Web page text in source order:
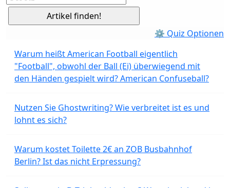
⚙ Quiz Optionen
Warum heißt American Football eigentlich
"Football", obwohl der Ball (Ei) überwiegend mit
den Händen gespielt wird? American Confuseball?
Nutzen Sie Ghostwriting? Wie verbreitet ist es und
lohnt es sich?
Warum kostet Toilette 2€ an ZOB Busbahnhof
Berlin? Ist das nicht Erpressung?